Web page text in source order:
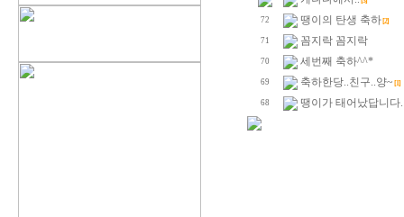
72 땡이의 탄생 축하 [2]
71 꼼지락 꼼지락
70 세번째 축하^^*
69 축하한당..친구..양~ [1]
68 땡이가 태어났답니다.